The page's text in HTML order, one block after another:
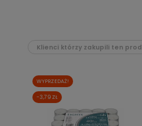
Klienci którzy zakupili ten
-3,79 ZŁ
WYPRZEDAŻ!